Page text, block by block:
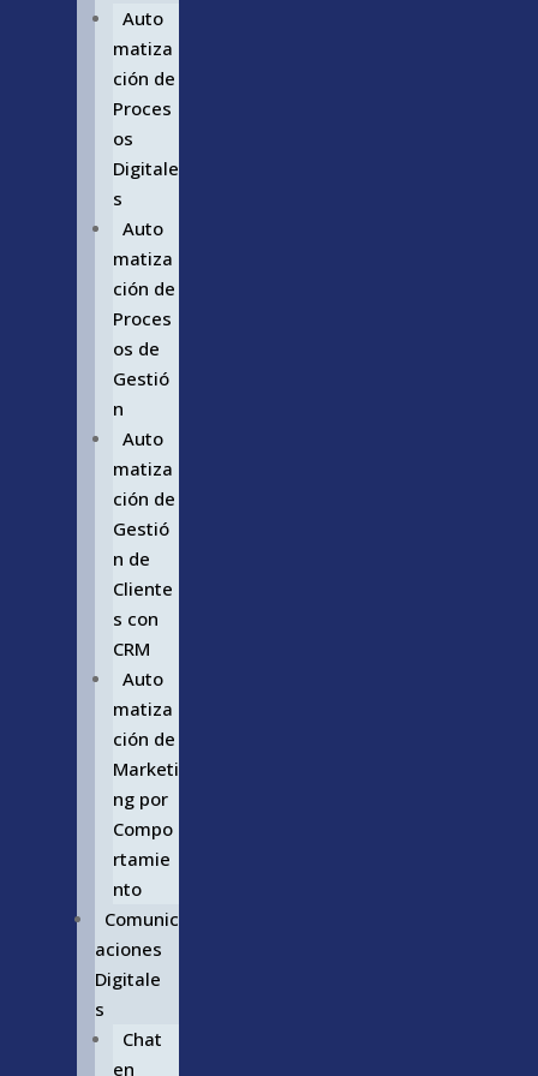
Auto
matiza
ción de
Proces
os
Digitale
s
Auto
matiza
ción de
Proces
os de
Gestió
n
Auto
matiza
ción de
Gestió
n de
Cliente
s con
CRM
Auto
matiza
ción de
Marketi
ng por
Compo
rtamie
nto
Comunic
aciones
Digitale
s
Chat
en